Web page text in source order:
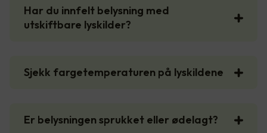
Har du innfelt belysning med
utskiftbare lyskilder?
Sjekk fargetemperaturen på lyskildene
Er belysningen sprukket eller ødelagt?